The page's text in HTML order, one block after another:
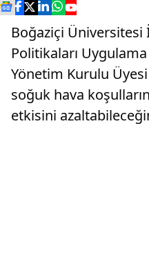
Boğaziçi
Politikaları
Yönetim Kurulu
soğuk hava
etkisini